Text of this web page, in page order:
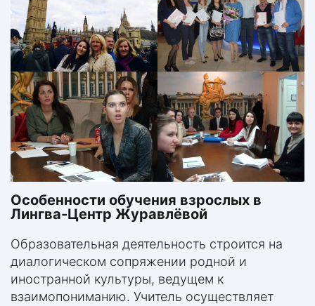
Особенности обучения взрослых в
Лингва-Центр Журавлёвой
Образовательная деятельность строится на
диалогическом сопряжении родной и
иностранной культуры, ведущем к
взаимопониманию. Учитель осуществляет